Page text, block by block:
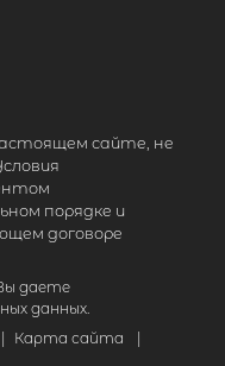
сайте, не
порядке и
договоре
даете
данных.
Карта сайта